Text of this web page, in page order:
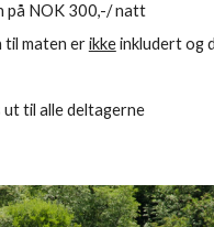
på NOK 300,-/ natt
til maten er ikke inkludert og
ut til alle deltagerne